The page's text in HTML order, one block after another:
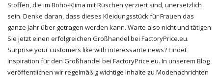
Stoffen, die im Boho-Klima mit Rüschen verziert sind, unersetzlich
sein. Denke daran, dass dieses Kleidungsstück für Frauen das
ganze Jahr über getragen werden kann. Warte also nicht und tätigen
Sie jetzt einen erfolgreichen Großhandel bei FactoryPrice.eu.
Surprise your customers like with interessante news? Findet
Inspiration für den Großhandel bei FactoryPrice.eu. In unserem Blog
veröffentlichen wir regelmäßig wichtige Inhalte zu Modenachrichten